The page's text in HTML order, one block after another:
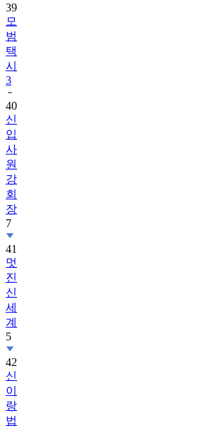
39
모
범
택
시
3
40
신
입
사
원
강
회
장
7
41
멋
진
신
세
계
5
42
신
이
랑
법